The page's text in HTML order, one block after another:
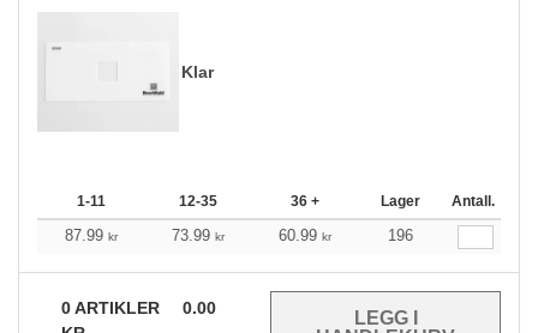
Klar
1-11 12-35 36 + Lager Antall.
87.99 kr 73.99 kr 60.99 kr 196
0ARTIKLER
0.00